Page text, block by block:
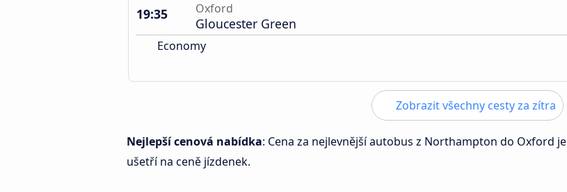
19:35
Oxford
Gloucester Green
Economy
Zobrazit všechny cesty za zítra
Nejlepší cenová nabídka: Cena za nejlevnější autobus z Northampton do Oxford je
ušetří na ceně jízdenek.